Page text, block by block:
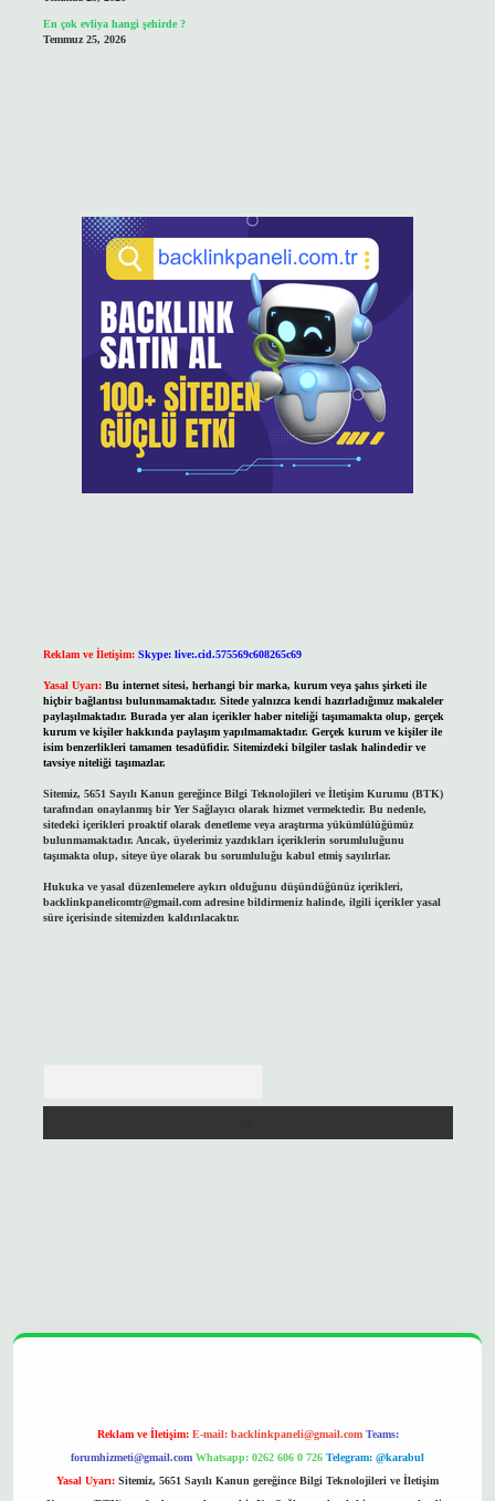
En çok evliya hangi şehirde ?
Temmuz 25, 2026
Reklam ve İletişim: Skype: live:.cid.575569c608265c69
Yasal Uyarı: Bu internet sitesi, herhangi bir marka, kurum veya şahıs şirketi ile
hiçbir bağlantısı bulunmamaktadır. Sitede yalnızca kendi hazırladığımız makaleler
paylaşılmaktadır. Burada yer alan içerikler haber niteliği taşımamakta olup, gerçek
kurum ve kişiler hakkında paylaşım yapılmamaktadır. Gerçek kurum ve kişiler ile
isim benzerlikleri tamamen tesadüfidir. Sitemizdeki bilgiler taslak halindedir ve
tavsiye niteliği taşımazlar.
Sitemiz, 5651 Sayılı Kanun gereğince Bilgi Teknolojileri ve İletişim Kurumu (BTK)
tarafından onaylanmış bir Yer Sağlayıcı olarak hizmet vermektedir. Bu nedenle,
sitedeki içerikleri proaktif olarak denetleme veya araştırma yükümlülüğümüz
bulunmamaktadır. Ancak, üyelerimiz yazdıkları içeriklerin sorumluluğunu
taşımakta olup, siteye üye olarak bu sorumluluğu kabul etmiş sayılırlar.
Hukuka ve yasal düzenlemelere aykırı olduğunu düşündüğünüz içerikleri,
backlinkpanelicomtr@gmail.comadresine bildirmeniz halinde, ilgili içerikler yasal
süre içerisinde sitemizden kaldırılacaktır.
Reklam ve İletişim: E-mail: backlinkpaneli@gmail.com Teams:
forumhizmeti@gmail.com Whatsapp: 0262 606 0 726 Telegram: @karabul
Yasal Uyarı: Sitemiz, 5651 Sayılı Kanun gereğince Bilgi Teknolojileri ve İletişim